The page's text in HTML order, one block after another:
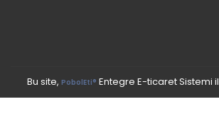
Bu site, PobolEti® Entegre E-ticaret Sistemi